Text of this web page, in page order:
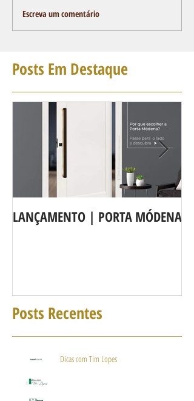
Escreva um comentário
Posts Em Destaque
LANÇAMENTO | PORTA MÓDENA
Posts Recentes
Dicas com Tim Lopes